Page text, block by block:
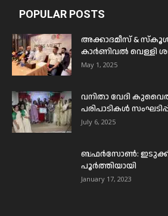
POPULAR POSTS
അക്കാദമീസ് &
കാർണിവൽ വെള്ളി
May 1, 2025
വനിതാ വേദി
പരിപാടികൾ
July 6, 2025
ബഫര്‍സോണ്‍:
പൂര്‍ത്തിയായി
January 17, 2023